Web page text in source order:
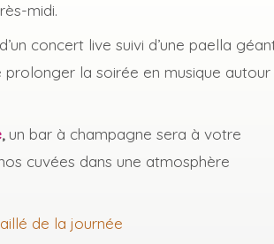
midi.
concert live suivi d’une paella
la soirée en musique autour
, un bar à champagne sera à votre
cuvées dans une atmosphère
de la journée